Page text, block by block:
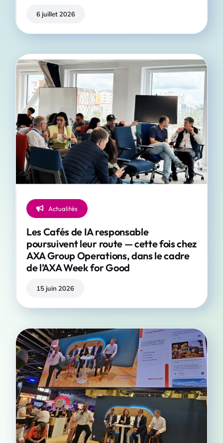
6 juillet 2026
Actualités
Les Cafés de IA responsable
poursuivent leur route — cette fois chez
AXA Group Operations, dans le cadre
de l’AXA Week for Good
15 juin 2026